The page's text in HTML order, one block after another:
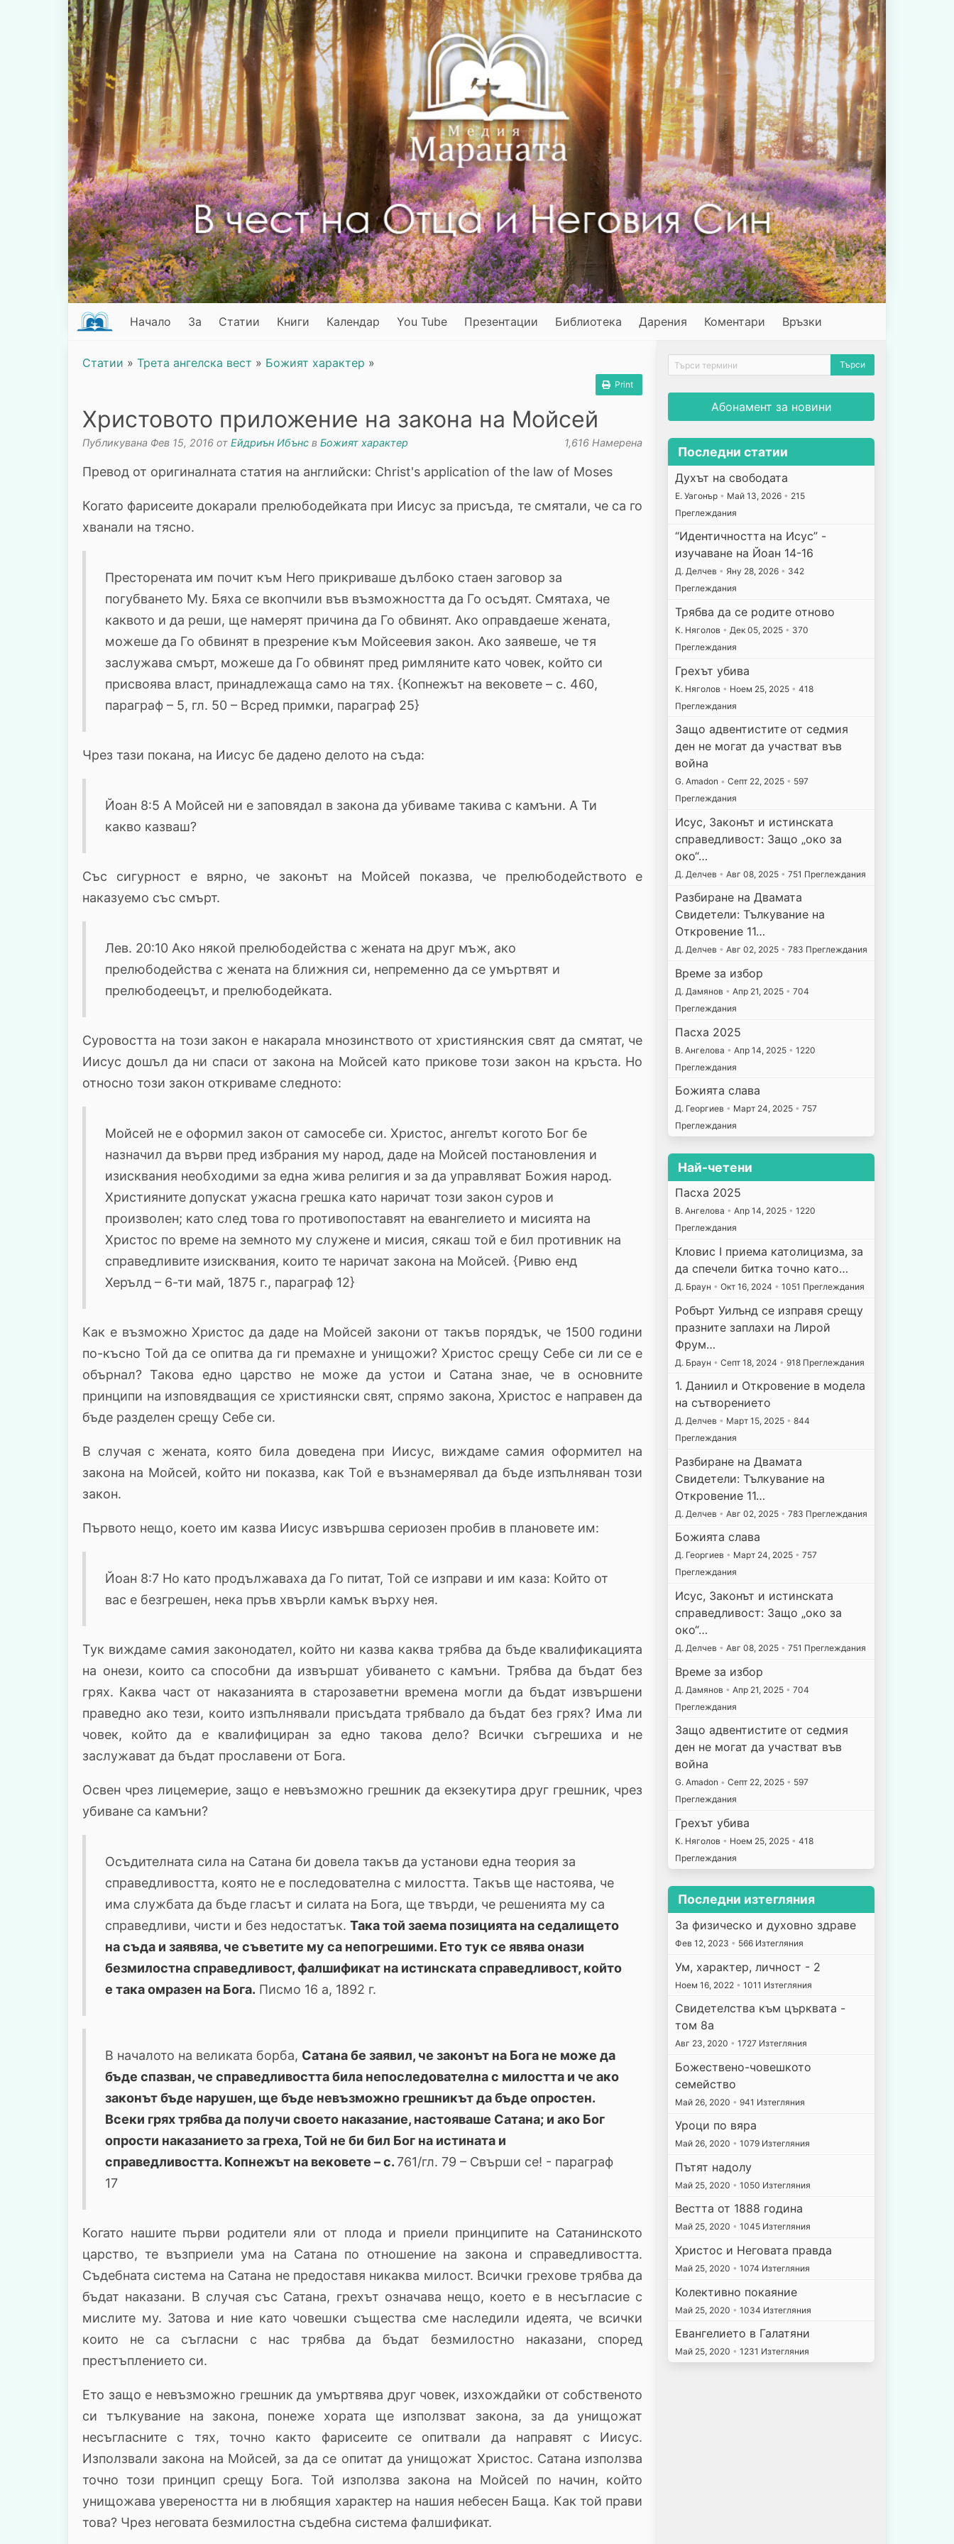
Начало За Статии Книги Календар You Tube Презентации Библиотека Дарения Коментари Връзки
Статии » Трета ангелска вест » Божият характер »
Print
Христовото приложение на закона на Мойсей
Публикувана Фев 15, 2016 от Ейдриън Ибънс в Божият характер 1,616 Намерена
Превод от оригиналната статия на английски: Christ's application of the law of Moses
Когато фарисеите докарали прелюбодейката при Иисус за присъда, те смятали, че са го
хванали на тясно.
Престорената им почит към Него прикриваше дълбоко стаен заговор за
погубването Му. Бяха се вкопчили във възможността да Го осъдят. Смятаха, че
каквото и да реши, ще намерят причина да Го обвинят. Ако оправдаеше жената,
можеше да Го обвинят в презрение към Мойсеевия закон. Ако заявеше, че тя
заслужава смърт, можеше да Го обвинят пред римляните като човек, който си
присвоява власт, принадлежаща само на тях. {Копнежът на вековете – с. 460,
параграф – 5, гл. 50 – Всред примки, параграф 25}
Чрез тази покана, на Иисус бе дадено делото на съда:
Йоан 8:5 А Мойсей ни е заповядал в закона да убиваме такива с камъни. А Ти
какво казваш?
Със сигурност е вярно, че законът на Мойсей показва, че прелюбодейството е
наказуемо със смърт.
Лев. 20:10 Ако някой прелюбодейства с жената на друг мъж, ако
прелюбодейства с жената на ближния си, непременно да се умъртвят и
прелюбодеецът, и прелюбодейката.
Суровостта на този закон е накарала мнозинството от християнския свят да смятат, че
Иисус дошъл да ни спаси от закона на Мойсей като прикове този закон на кръста. Но
относно този закон откриваме следното:
Мойсей не е оформил закон от самосебе си. Христос, ангелът когото Бог бе
назначил да върви пред избрания му народ, даде на Мойсей постановления и
изисквания необходими за една жива религия и за да управляват Божия народ.
Християните допускат ужасна грешка като наричат този закон суров и
произволен; като след това го противопоставят на евангелието и мисията на
Христос по време на земното му служене и мисия, сякаш той е бил противник на
справедливите изисквания, които те наричат закона на Мойсей. {Ривю енд
Херълд – 6-ти май, 1875 г., параграф 12}
Как е възможно Христос да даде на Мойсей закони от такъв порядък, че 1500 години
по-късно Той да се опитва да ги премахне и унищожи? Христос срещу Себе си ли се е
обърнал? Такова едно царство не може да устои и Сатана знае, че в основните
принципи на изповядващия се християнски свят, спрямо закона, Христос е направен да
бъде разделен срещу Себе си.
В случая с жената, която била доведена при Иисус, виждаме самия оформител на
закона на Мойсей, който ни показва, как Той е възнамерявал да бъде изпълняван този
закон.
Първото нещо, което им казва Иисус извършва сериозен пробив в плановете им:
Йоан 8:7 Но като продължаваха да Го питат, Той се изправи и им каза: Който от
вас е безгрешен, нека пръв хвърли камък върху нея.
Тук виждаме самия законодател, който ни казва каква трябва да бъде квалификацията
на онези, които са способни да извършат убиването с камъни. Трябва да бъдат без
грях. Каква част от наказанията в старозаветни времена могли да бъдат извършени
праведно ако тези, които изпълнявали присъдата трябвало да бъдат без грях? Има ли
човек, който да е квалифициран за едно такова дело? Всички съгрешиха и не
заслужават да бъдат прославени от Бога.
Освен чрез лицемерие, защо е невъзможно грешник да екзекутира друг грешник, чрез
убиване са камъни?
Осъдителната сила на Сатана би довела такъв да установи една теория за
справедливостта, която не е последователна с милостта. Такъв ще настоява, че
има службата да бъде гласът и силата на Бога, ще твърди, че решенията му са
справедливи, чисти и без недостатък. Така той заема позицията на седалището
на съда и заявява, че съветите му са непогрешими. Ето тук се явява онази
безмилостна справедливост,фалшификат на истинската справедливост, който
е така омразен на Бога. Писмо 16 a, 1892 г.
В началото на великата борба, Сатана бе заявил, че законът на Бога не може да
бъде спазван, че справедливостта била непоследователна с милостта и че ако
законът бъде нарушен, ще бъде невъзможно грешникът да бъде опростен.
Всеки грях трябва да получи своето наказание, настояваше Сатана; и ако Бог
опрости наказанието за греха,Той не би бил Бог на истината и
справедливостта. Копнежът на вековете – с.761/гл. 79 – Свърши се! - параграф
17
Когато нашите първи родители яли от плода и приели принципите на Сатанинското
царство, те възприели ума на Сатана по отношение на закона и справедливостта.
Съдебната система на Сатана не предоставя никаква милост. Всички грехове трябва да
бъдат наказани. В случая със Сатана, грехът означава нещо, което е в несъгласие с
мислите му. Затова и ние като човешки същества сме наследили идеята, че всички
които не са съгласни с нас трябва да бъдат безмилостно наказани, според
престъплението си.
Ето защо е невъзможно грешник да умъртвява друг човек, изхождайки от собственото
си тълкувание на закона, понеже хората ще използват закона, за да унищожат
несъгласните с тях, точно както фарисеите се опитвали да направят с Иисус.
Използвали закона на Мойсей, за да се опитат да унищожат Христос. Сатана използва
точно този принцип срещу Бога. Той използва закона на Мойсей по начин, който
унищожава увереността ни в любящия характер на нашия небесен Баща. Как той прави
това? Чрез неговата безмилостна съдебна система фалшификат.
Абонамент за новини
Последни статии
Духът на свободата
E. Уагонър • Май 13, 2026 • 215
Преглеждания
“Идентичността на Исус” -
изучаване на Йоан 14-16
Д. Делчев • Яну 28, 2026 • 342
Преглеждания
Трябва да се родите отново
К. Няголов • Дек 05, 2025 • 370
Преглеждания
Грехът убива
К. Няголов • Ноем 25, 2025 • 418
Преглеждания
Защо адвентистите от седмия
ден не могат да участват във
война
G. Amadon • Септ 22, 2025 • 597
Преглеждания
Исус, Законът и истинската
справедливост: Защо „око за
око“…
Д. Делчев • Авг 08, 2025 • 751 Преглеждания
Разбиране на Двамата
Свидетели: Тълкувание на
Откровение 11…
Д. Делчев • Авг 02, 2025 • 783 Преглеждания
Време за избор
Д. Дамянов • Апр 21, 2025 • 704
Преглеждания
Пасха 2025
В. Ангелова • Апр 14, 2025 • 1220
Преглеждания
Божията слава
Д. Георгиев • Март 24, 2025 • 757
Преглеждания
Най-четени
Пасха 2025
В. Ангелова • Апр 14, 2025 • 1220
Преглеждания
Кловис I приема католицизма, за
да спечели битка точно като…
Д. Браун • Окт 16, 2024 • 1051 Преглеждания
Робърт Уилънд се изправя срещу
празните заплахи на Лирой
Фрум…
Д. Браун • Септ 18, 2024 • 918 Преглеждания
1. Даниил и Откровение в модела
на сътворението
Д. Делчев • Март 15, 2025 • 844
Преглеждания
Разбиране на Двамата
Свидетели: Тълкувание на
Откровение 11…
Д. Делчев • Авг 02, 2025 • 783 Преглеждания
Божията слава
Д. Георгиев • Март 24, 2025 • 757
Преглеждания
Исус, Законът и истинската
справедливост: Защо „око за
око“…
Д. Делчев • Авг 08, 2025 • 751 Преглеждания
Време за избор
Д. Дамянов • Апр 21, 2025 • 704
Преглеждания
Защо адвентистите от седмия
ден не могат да участват във
война
G. Amadon • Септ 22, 2025 • 597
Преглеждания
Грехът убива
К. Няголов • Ноем 25, 2025 • 418
Преглеждания
Последни изтегляния
За физическо и духовно здраве
Фев 12, 2023 • 566 Изтегляния
Ум, характер, личност - 2
Ноем 16, 2022 • 1011 Изтегляния
Свидетелства към църквата -
том 8а
Авг 23, 2020 • 1727 Изтегляния
Божествено-човешкото
семейство
Май 26, 2020 • 941 Изтегляния
Уроци по вяра
Май 26, 2020 • 1079 Изтегляния
Пътят надолу
Май 25, 2020 • 1050 Изтегляния
Вестта от 1888 година
Май 25, 2020 • 1045 Изтегляния
Христос и Неговата правда
Май 25, 2020 • 1074 Изтегляния
Колективно покаяние
Май 25, 2020 • 1034 Изтегляния
Евангелието в Галатяни
Май 25, 2020 • 1231 Изтегляния